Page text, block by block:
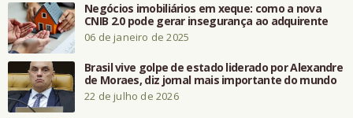
Negócios imobiliários em xeque: como a nova
CNIB 2.0 pode gerar insegurança ao adquirente
06 de janeiro de 2025
Brasil vive golpe de estado liderado por Alexandre
de Moraes, diz jornal mais importante do mundo
22 de julho de 2026